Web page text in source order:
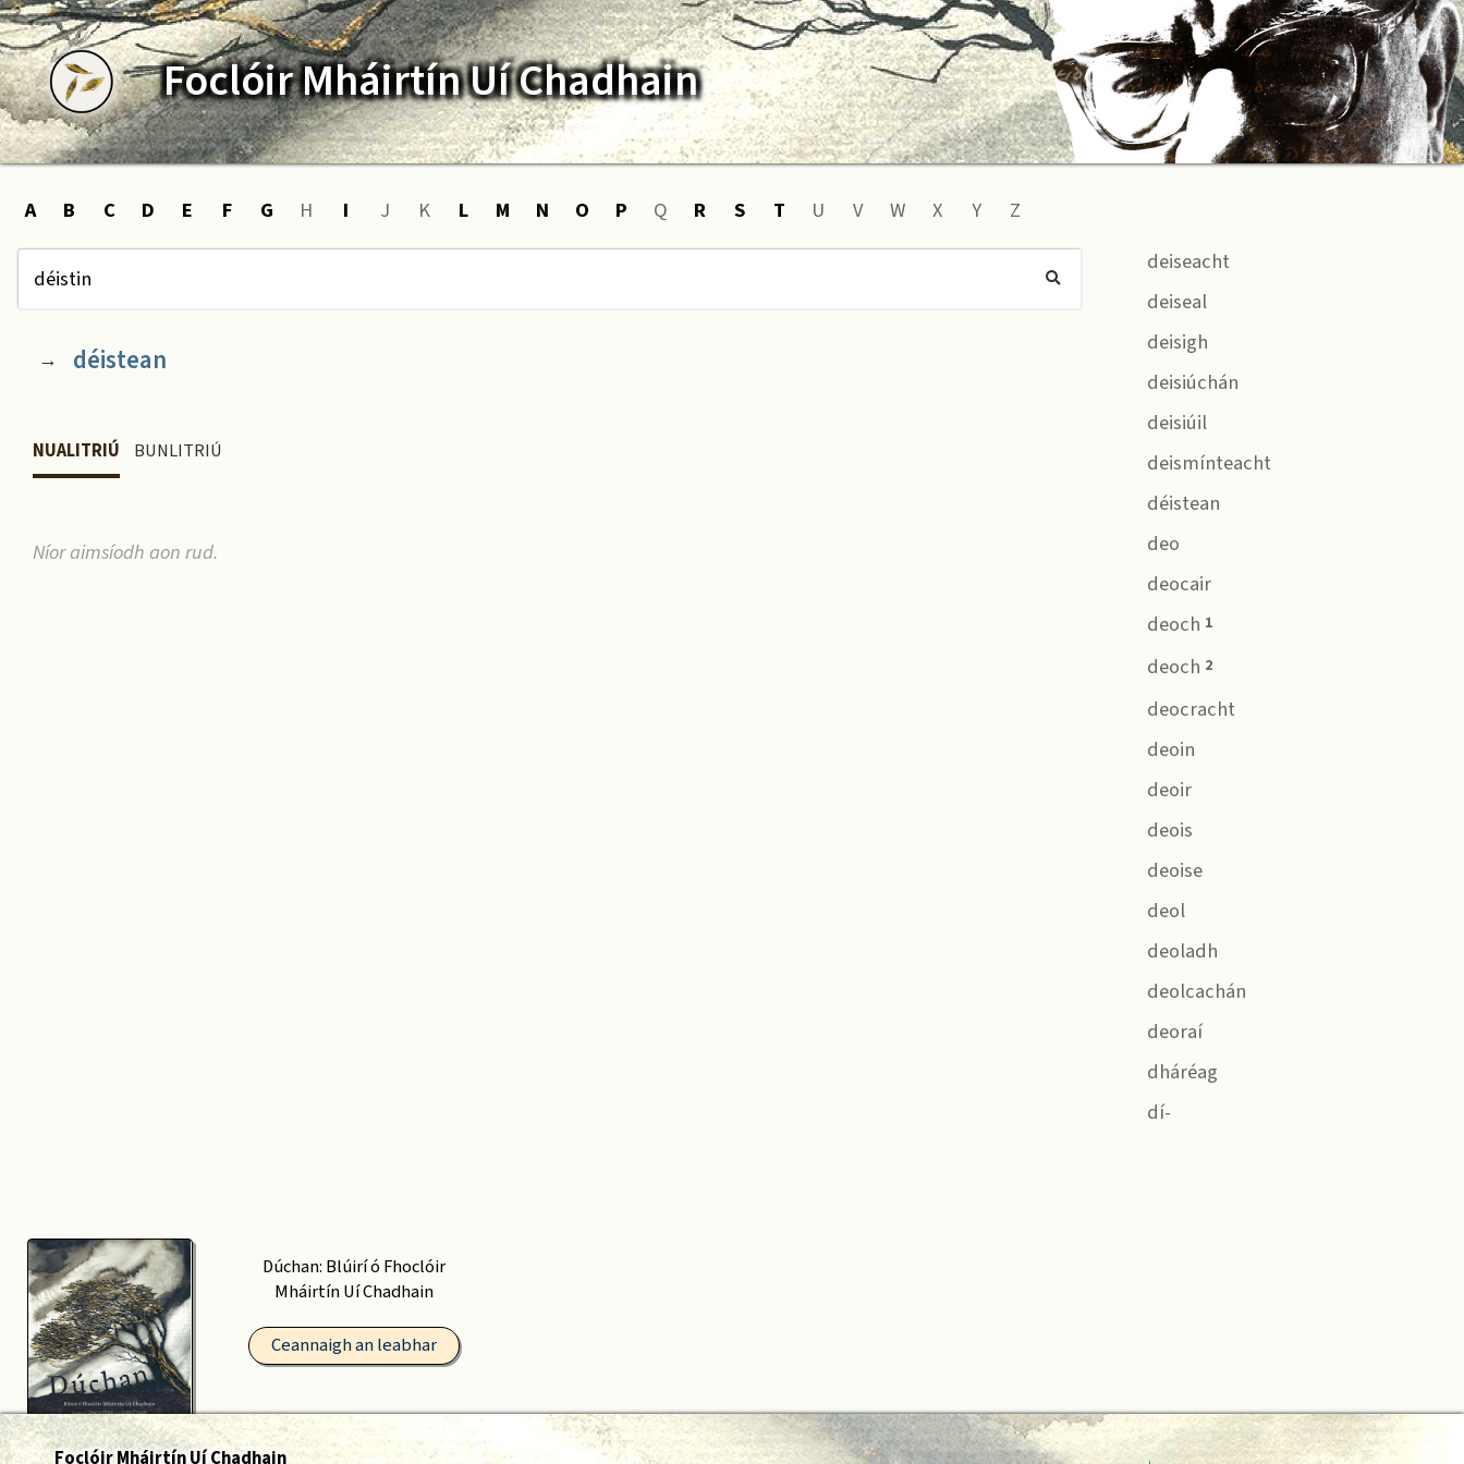
FoclóirMháirtínUí Chadhain
A B C D E F G H I J K L M N O P Q R S T U V W X Y Z
→ déistean
NUALITRIÚ BUNLITRIÚ
Níor aimsíodh aon rud.
deiseacht
deiseal
deisigh
deisiúchán
deisiúil
deismínteacht
déistean
deo
deocair
deoch 1
deoch 2
deocracht
deoin
deoir
deois
deoise
deol
deoladh
deolcachán
deoraí
dháréag
dí-
Dúchan: Blúirí ó Fhoclóir
Mháirtín Uí Chadhain
Ceannaigh an leabhar
Foclóir Mháirtín Uí Chadhain